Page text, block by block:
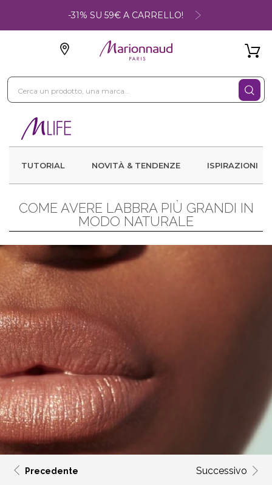
-31% SU 59€ A CARRELLO!
TUTORIAL NOVITÀ & TENDENZE ISPIRAZIONI
COME AVERE LABBRA PIÙ GRANDI IN
MODO NATURALE
Precedente Successivo